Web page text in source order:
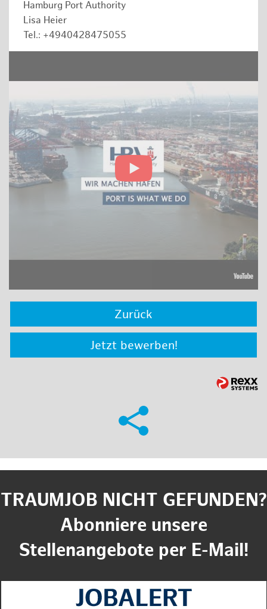
Hamburg Port Authority
Lisa Heier
Tel.: +4940428475055
Zurück
Jetzt bewerben!
TRAUMJOB NICHT GEFUNDEN?
Abonniere unsere
Stellenangebote per E-Mail!